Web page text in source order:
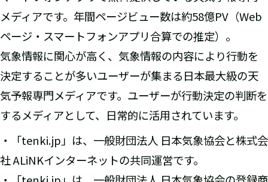
メディアです。年間ページビュー数は約58億PV（Web
ページ・スマートフォンアプリ合算での推定）。
気象情報に関心が高く、気象情報の内容により行動を
決定することが多いユーザーが集まる日本最大級の天
気予報専門メディアです。ユーザーが行動決定の判断を
するメディアとして、日常的に活用されています。
・「tenki.jp」は、一般財団法人 日本気象協会と株式会
社 ALiNKインターネットの共同運営です。